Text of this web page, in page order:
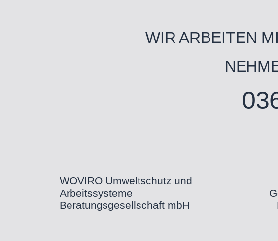
WIR ARBEITEN
WOVIRO Umweltschutz und
Arbeitssysteme
Beratungsgesellschaft mbH